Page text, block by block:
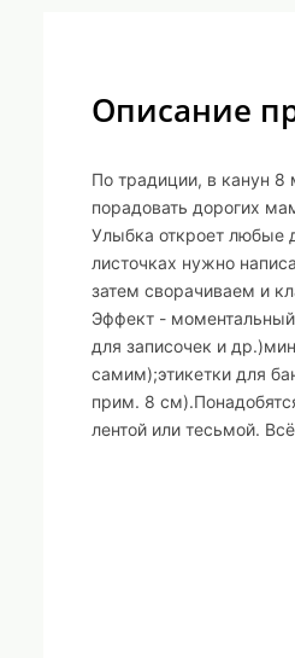
Описание
По традиции, в канун 8
порадовать дорогих
Улыбка откроет любые
листочках нужно
затем сворачиваем и
Эффект -
для записочек и
самим);этикетки для
прим. 8
лентой или тесьмой.